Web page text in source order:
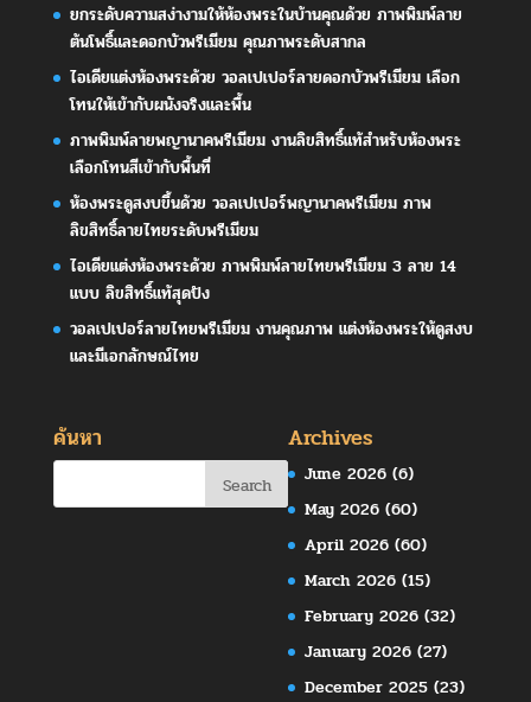
ยกระดับความสง่างามให้ห้องพระในบ้านคุณด้วย ภาพพิมพ์ลาย
ต้นโพธิ์และดอกบัวพรีเมียม คุณภาพระดับสากล
ไอเดียแต่งห้องพระด้วย วอลเปเปอร์ลายดอกบัวพรีเมียม เลือก
โทนให้เข้ากับผนังจริงและพื้น
ภาพพิมพ์ลายพญานาคพรีเมียม งานลิขสิทธิ์แท้สำหรับห้องพระ
เลือกโทนสีเข้ากับพื้นที่
ห้องพระดูสงบขึ้นด้วย วอลเปเปอร์พญานาคพรีเมียม ภาพ
ลิขสิทธิ์ลายไทยระดับพรีเมียม
ไอเดียแต่งห้องพระด้วย ภาพพิมพ์ลายไทยพรีเมียม 3 ลาย 14
แบบ ลิขสิทธิ์แท้สุดปัง
วอลเปเปอร์ลายไทยพรีเมียม งานคุณภาพ แต่งห้องพระให้ดูสงบ
และมีเอกลักษณ์ไทย
ค้นหา Archives
June 2026 (6)
May 2026 (60)
April 2026 (60)
March 2026 (15)
February 2026 (32)
January 2026 (27)
December 2025 (23)